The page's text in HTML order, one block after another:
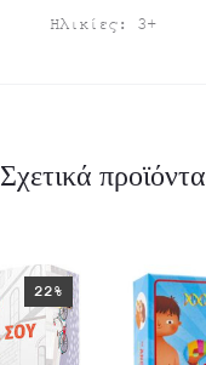
Ηλικίες: 3+
Σχετικά προϊόντα
22%